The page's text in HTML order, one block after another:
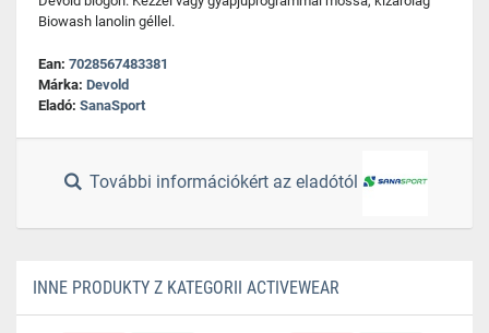
Biowash lanolin géllel.
Ean: 7028567483381
Márka: Devold
Eladó: SanaSport
További információkért az eladótól
INNE PRODUKTY Z KATEGORII ACTIVEWEAR